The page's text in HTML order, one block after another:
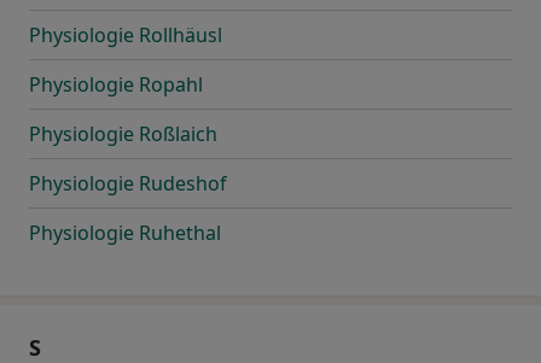
Physiologie Rollhäusl
Physiologie Ropahl
Physiologie Roßlaich
Physiologie Rudeshof
Physiologie Ruhethal
S